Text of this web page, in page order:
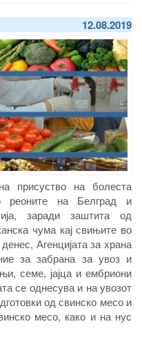
12.08.2019
присуство на болеста
реоните на Белград и
заради заштита од
чума кај свињите во
Агенцијата за храна
за забрана за увоз и
семе, јајца и ембриони
се однесува и на увозот
од свинско месо и
месо, како и на нус